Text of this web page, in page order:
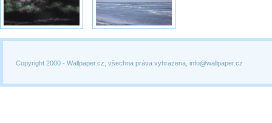
Copyright 2000 - Wallpaper.cz, všechna práva vyhrazena, info@wallpaper.cz